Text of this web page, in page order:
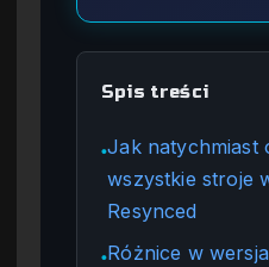
Spis treści
●Jak natychmiast
wszystkie stroje
Resynced
●Różnice w